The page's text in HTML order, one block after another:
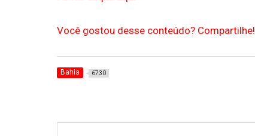
Você gostou desse conteúdo? Compartilhe!
Bahia 6730